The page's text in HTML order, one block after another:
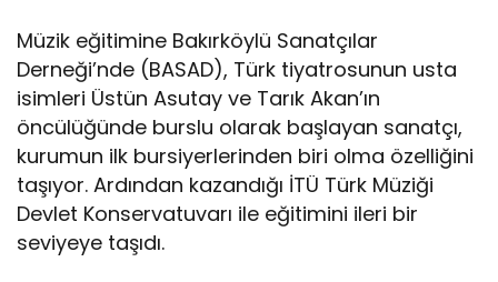
Müzik eğitimine Bakırköylü Sanatçılar
Derneği’nde (BASAD), Türk tiyatrosunun usta
isimleri Üstün Asutay ve Tarık Akan’ın
öncülüğünde burslu olarak başlayan sanatçı,
kurumun ilk bursiyerlerinden biri olma özelliğini
taşıyor. Ardından kazandığı İTÜ Türk Müziği
Devlet Konservatuvarı ile eğitimini ileri bir
seviyeye taşıdı.